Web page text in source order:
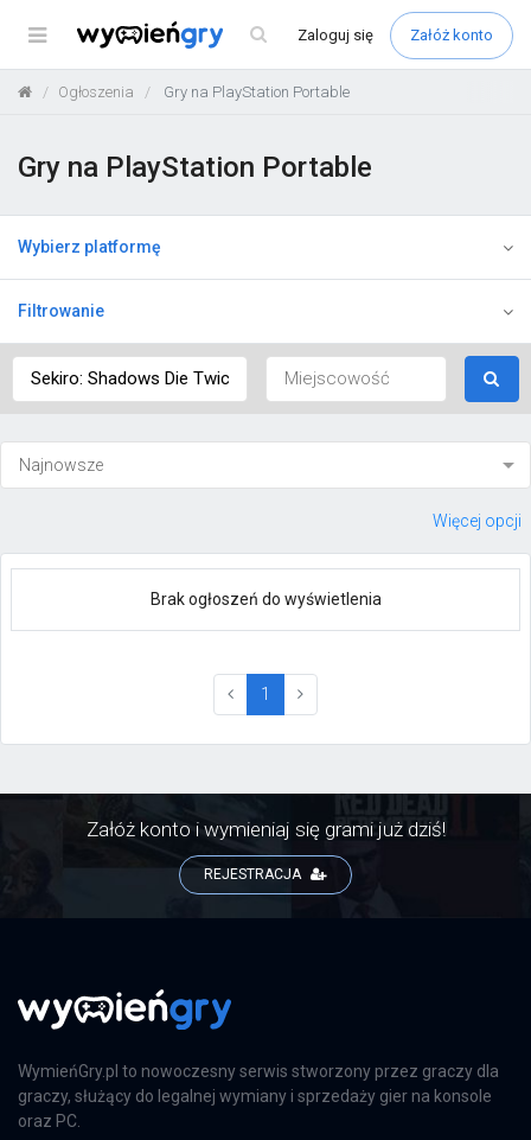
Menu Zaloguj się Załóż konto
Ogłoszenia Gry na PlayStation Portable
Gry na PlayStation Portable
Wybierz platformę
Filtrowanie
Więcej opcji
Brak ogłoszeń do wyświetlenia
1 (current)
Załóż konto i wymieniaj się grami już dziś!
REJESTRACJA
WymieńGry.pl to nowoczesny serwis stworzony przez graczy dla
graczy, służący do legalnej wymiany i sprzedaży gier na konsole
oraz PC.